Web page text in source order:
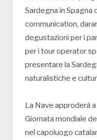
Sardegna in Spagna
communication,
degustazioni per i
per i tour operator
presentare la
naturalistiche e
La Nave approderà
Giornata mondiale
nel capoluogo